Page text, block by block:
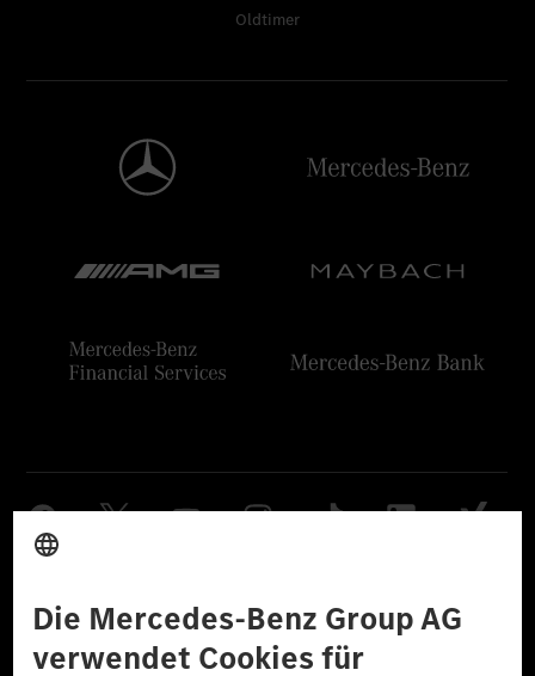
Oldtimer
Datenschutz Lizenzhinweise Dritter Barrierefreiheit